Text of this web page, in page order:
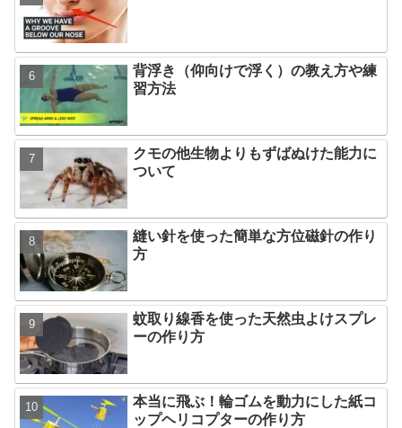
背浮き（仰向けで浮く）の教え方や練
習方法
クモの他生物よりもずばぬけた能力に
ついて
縫い針を使った簡単な方位磁針の作り
方
蚊取り線香を使った天然虫よけスプレ
ーの作り方
本当に飛ぶ！輪ゴムを動力にした紙コ
ップヘリコプターの作り方